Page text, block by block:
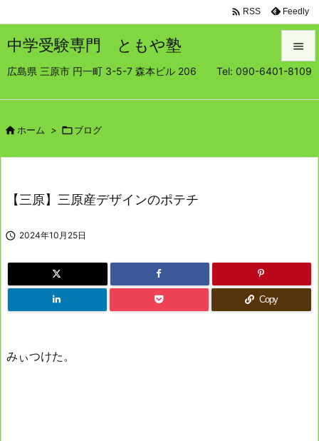
中学受験専門 ともや塾
広島県 三原市 円一町 3-5-7 森本ビル 206 Tel: 090-6401-8109


 RSS Feedly
 ホーム > ブログ
【三原】三原産デザインのポテチ
 2024年10月25日
Copy
みぃつけた。